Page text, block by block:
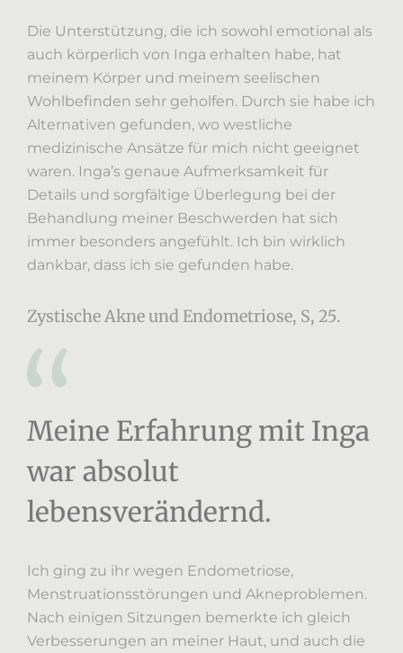
Die Unterstützung, die ich sowohl emotional als
auch körperlich von Inga erhalten habe, hat
meinem Körper und meinem seelischen
Wohlbefinden sehr geholfen. Durch sie habe ich
Alternativen gefunden, wo westliche
medizinische Ansätze für mich nicht geeignet
waren. Inga’s genaue Aufmerksamkeit für
Details und sorgfältige Überlegung bei der
Behandlung meiner Beschwerden hat sich
immer besonders angefühlt. Ich bin wirklich
dankbar, dass ich sie gefunden habe.
Zystische Akne und Endometriose, S, 25.
Meine Erfahrung mit Inga
war absolut
lebensverändernd.
Ich ging zu ihr wegen Endometriose,
Menstruationsstörungen und Akneproblemen.
Nach einigen Sitzungen bemerkte ich gleich
Verbesserungen an meiner Haut, und auch die